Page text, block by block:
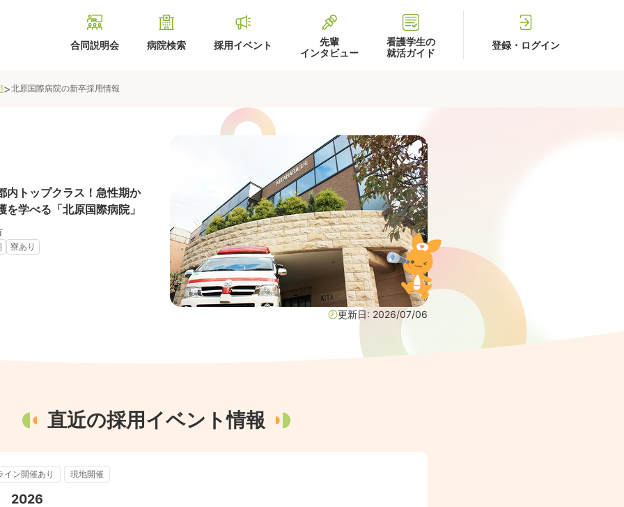
合同説明会 病院検索 採用イベント
先輩
インタビュー
看護学生の
就活ガイド
登録・ログイン
>北原国際病院の新卒採用情報
内トップクラス！急性期か
学べる「北原国際病院」
寮あり
更新日: 2026/07/06
直近の採用イベント情報
イン開催あり 現地開催
2026